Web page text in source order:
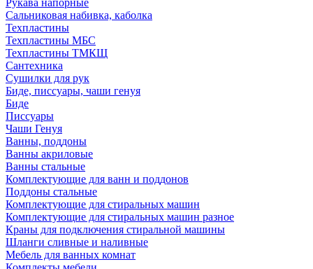
Рукава напорные
Сальниковая набивка, каболка
Техпластины
Техпластины МБС
Техпластины ТМКЩ
Сантехника
Сушилки для рук
Биде, писсуары, чаши генуя
Биде
Писсуары
Чаши Генуя
Ванны, поддоны
Ванны акриловые
Ванны стальные
Комплектующие для ванн и поддонов
Поддоны стальные
Комплектующие для стиральных машин
Комплектующие для стиральных машин разное
Краны для подключения стиральной машины
Шланги сливные и наливные
Мебель для ванных комнат